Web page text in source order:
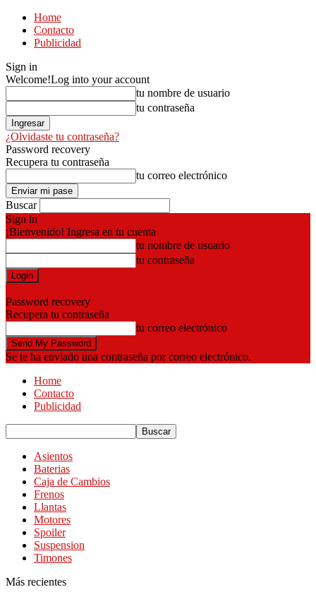
Home
Contacto
Publicidad
Sign in
Welcome!Log into your account
tu nombre de usuario
tu contraseña
¿Olvidaste tu contraseña?
Password recovery
Recupera tu contraseña
tu correo electrónico
Buscar
Sign in
¡Bienvenido! Ingresa en tu cuenta
tu nombre de usuario
tu contraseña
Password recovery
Recupera tu contraseña
tu correo electrónico
Se te ha enviado una contraseña por correo electrónico.
Home
Contacto
Publicidad
Asientos
Baterias
Caja de Cambios
Frenos
Llantas
Motores
Spoiler
Suspension
Timones
Más recientes